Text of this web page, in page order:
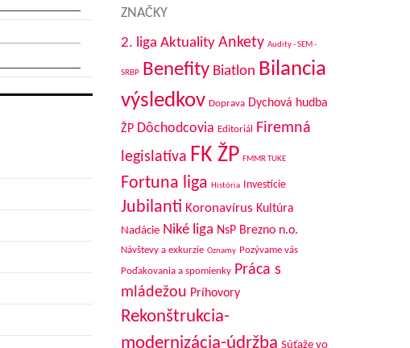
ZNAČKY
2. liga Aktuality Ankety Audity - SEM -
SRBP Benefity Biatlon Bilancia
výsledkov Doprava Dychová hudba
ŽP Dôchodcovia Editoriál
Firemná
legislatíva FK ŽP FMMR TUKE
Fortuna liga História Investície
Jubilanti Koronavírus Kultúra
Nadácie Niké liga NsP Brezno n.o.
Návštevy a exkurzie Oznamy Pozývame vás
Poďakovania a spomienky Práca s
mládežou Príhovory
Rekonštrukcia-
modernizácia-údržba Súťaže vo